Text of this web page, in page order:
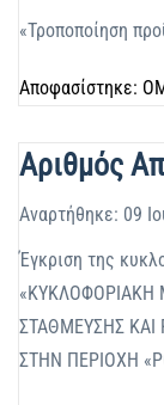
«Τροποποίηση
Αποφασίστηκε:
Αριθμός
Αναρτήθηκε: 09
Έγκριση της
«ΚΥΚΛΟΦΟΡΙΑΚΗ
ΣΤΑΘΜΕΥΣΗΣ
ΣΤΗΝ ΠΕΡΙΟΧΗ